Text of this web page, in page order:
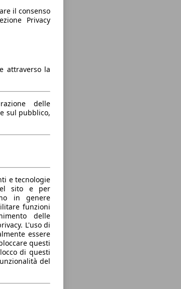
il consenso
Privacy
attraverso la
delle
sul pubblico,
e tecnologie
sito e per
in genere
funzioni
delle
L'uso di
essere
questi
di questi
del